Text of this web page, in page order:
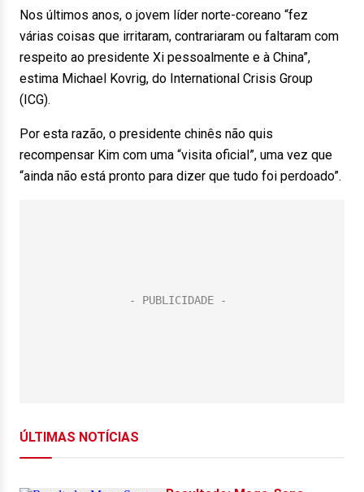
Nos últimos anos, o jovem líder norte-coreano “fez
várias coisas que irritaram, contrariaram ou faltaram com
respeito ao presidente Xi pessoalmente e à China”,
estima Michael Kovrig, do International Crisis Group
(ICG).
Por esta razão, o presidente chinês não quis
recompensar Kim com uma “visita oficial”, uma vez que
“ainda não está pronto para dizer que tudo foi perdoado”.